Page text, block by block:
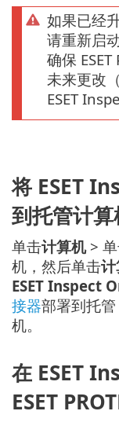
如果已经
请重新启
确保
未来更改
ESET
将 ESET
到托管计算
单击计算机> 单
机，然后单击
ESET Inspect
接器部署到托
机。
在 ESET
ESET